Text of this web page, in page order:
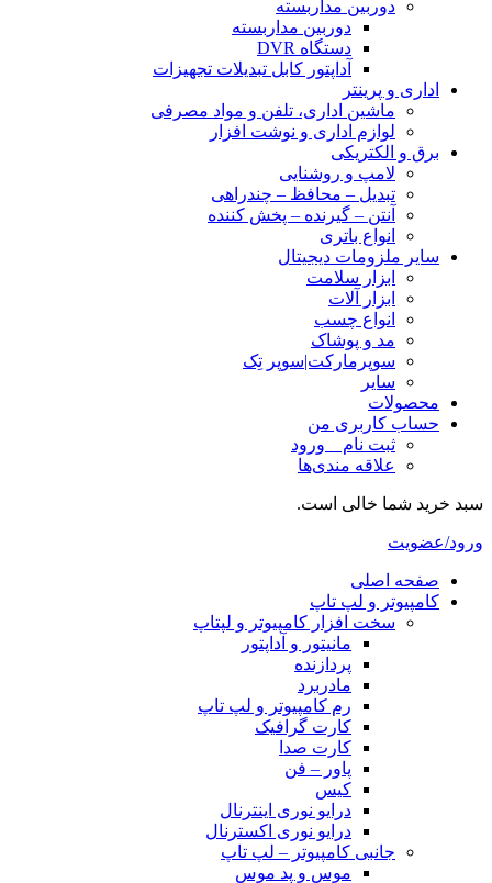
دوربین مداربسته
دوربین مداربسته
دستگاه DVR
آداپتور کابل تبدیلات تجهیزات
اداری و پرینتر
ماشین اداری، تلفن و مواد مصرفی
لوازم اداری و نوشت افزار
برق و الکتریکی
لامپ و روشنایی
تبدیل – محافظ – چندراهی
آنتن – گیرنده – پخش کننده
انواع باتری
سایر ملزومات دیجیتال
ابزار سلامت
ابزار آلات
انواع چسب
مد و پوشاک
سوپرمارکت|سوپر تِک
سایر
محصولات
حساب کاربری من
ثبت نام _ ورود
علاقه مندی‌ها
سبد خرید شما خالی است.
ورود/عضویت
صفحه اصلی
کامپیوتر و‌‌‌‌‌ لپ تاپ
سخت افزار کامپیوتر و لپتاپ
مانیتور و آداپتور
پردازنده
مادربرد
رم کامپیوتر و لپ تاپ
کارت گرافیک
کارت صدا
پاور – فن
کیس
درایو نوری اینترنال
درایو نوری اکسترنال
جانبی کامپیوتر – لپ تاپ
موس و پد موس